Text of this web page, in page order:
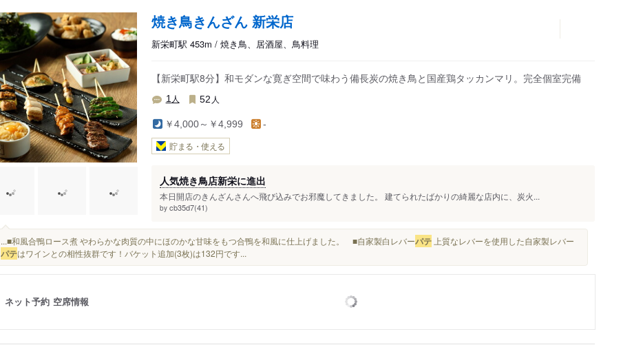
焼き鳥きんざん 新栄店
新栄町駅 453m / 焼き鳥、居酒屋、鳥料理
【新栄町駅8分】和モダンな寛ぎ空間で味わう備長炭の焼き鳥と国産鶏タッカンマリ。完全個室完備
1 人 52 人
￥4,000～￥4,999 -
貯まる・使える
人気焼き鳥店新栄に進出
本日開店のきんざんさんへ飛び込みでお邪魔してきました。 建てられたばかりの綺麗な店内に、炭火...
by cb35d7(41)
...■和風合鴨ロース煮 やわらかな肉質の中にほのかな甘味をもつ合鴨を和風に仕上げました。 ■自家製白レバーパテ 上質なレバーを使用した自家製レバー
パテはワインとの相性抜群です！バケット追加(3枚)は132円です...
ネット予約 空席情報